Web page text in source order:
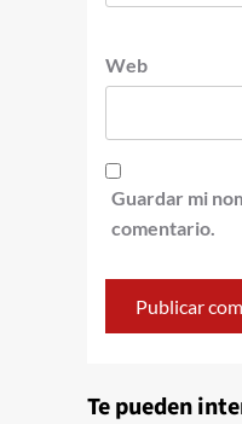
Web
Guardar mi
comentario.
Te pueden